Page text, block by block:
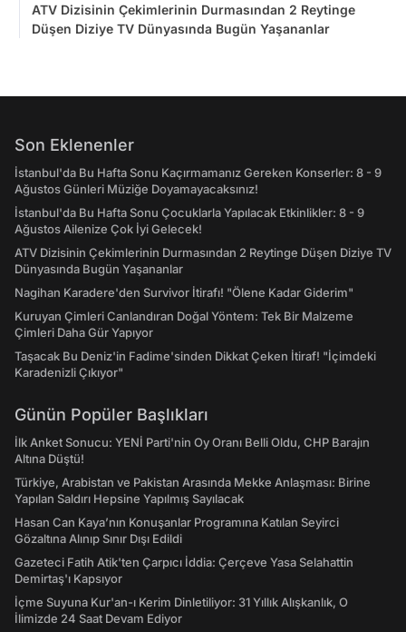
ATV Dizisinin Çekimlerinin Durmasından 2 Reytinge
Düşen Diziye TV Dünyasında Bugün Yaşananlar
Son Eklenenler
İstanbul'da Bu Hafta Sonu Kaçırmamanız Gereken Konserler: 8 - 9
Ağustos Günleri Müziğe Doyamayacaksınız!
İstanbul'da Bu Hafta Sonu Çocuklarla Yapılacak Etkinlikler: 8 - 9
Ağustos Ailenize Çok İyi Gelecek!
ATV Dizisinin Çekimlerinin Durmasından 2 Reytinge Düşen Diziye TV
Dünyasında Bugün Yaşananlar
Nagihan Karadere'den Survivor İtirafı! "Ölene Kadar Giderim"
Kuruyan Çimleri Canlandıran Doğal Yöntem: Tek Bir Malzeme
Çimleri Daha Gür Yapıyor
Taşacak Bu Deniz'in Fadime'sinden Dikkat Çeken İtiraf! "İçimdeki
Karadenizli Çıkıyor"
Günün Popüler Başlıkları
İlk Anket Sonucu: YENİ Parti'nin Oy Oranı Belli Oldu, CHP Barajın
Altına Düştü!
Türkiye, Arabistan ve Pakistan Arasında Mekke Anlaşması: Birine
Yapılan Saldırı Hepsine Yapılmış Sayılacak
Hasan Can Kaya’nın Konuşanlar Programına Katılan Seyirci
Gözaltına Alınıp Sınır Dışı Edildi
Gazeteci Fatih Atik'ten Çarpıcı İddia: Çerçeve Yasa Selahattin
Demirtaş'ı Kapsıyor
İçme Suyuna Kur'an-ı Kerim Dinletiliyor: 31 Yıllık Alışkanlık, O
İlimizde 24 Saat Devam Ediyor